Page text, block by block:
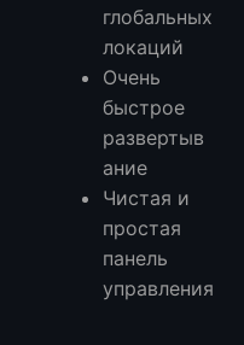
глобальных
локаций
Очень
быстрое
развертыв
ание
Чистая и
простая
панель
управления